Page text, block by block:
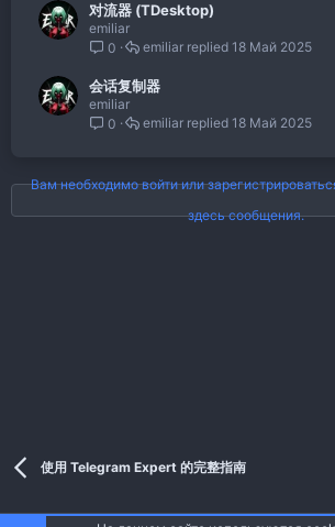
对流器 (TDesktop)
emiliar
0
18 Май 2025
emiliar
会话复制器
emiliar
0
18 Май 2025
emiliar
Вам необходимо войти или
здесь сообщения.
使用 Telegram Expert 的完整指南